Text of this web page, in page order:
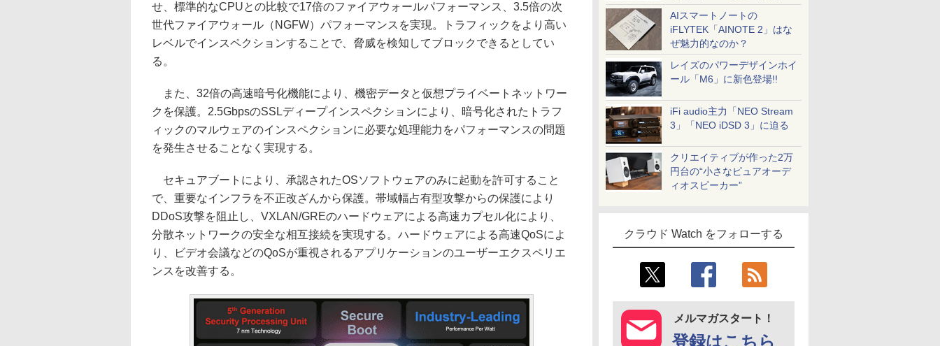
AIスマートノートの
iFLYTEK「AINOTE 2」はな
ぜ魅力的なのか？
レイズのパワーデザインホイ
ール「M6」に新色登場!!
iFi audio主力「NEO Stream
3」「NEO iDSD 3」に迫る
クリエイティブが作った2万
円台の“小さなピュアオーデ
ィオスピーカー”
クラウド Watch をフォローする
メルマガスタート！
登録はこちら
せ、標準的なCPUとの比較で17倍のファイアウォールパフォーマンス、3.5倍の次
世代ファイアウォール（NGFW）パフォーマンスを実現。トラフィックをより高い
レベルでインスペクションすることで、脅威を検知してブロックできるとしてい
る。
また、32倍の高速暗号化機能により、機密データと仮想プライベートネットワー
クを保護。2.5GbpsのSSLディープインスペクションにより、暗号化されたトラフ
ィックのマルウェアのインスペクションに必要な処理能力をパフォーマンスの問題
を発生させることなく実現する。
セキュアブートにより、承認されたOSソフトウェアのみに起動を許可すること
で、重要なインフラを不正改ざんから保護。帯域幅占有型攻撃からの保護により
DDoS攻撃を阻止し、VXLAN/GREのハードウェアによる高速カプセル化により、
分散ネットワークの安全な相互接続を実現する。ハードウェアによる高速QoSによ
り、ビデオ会議などのQoSが重視されるアプリケーションのユーザーエクスペリエ
ンスを改善する。